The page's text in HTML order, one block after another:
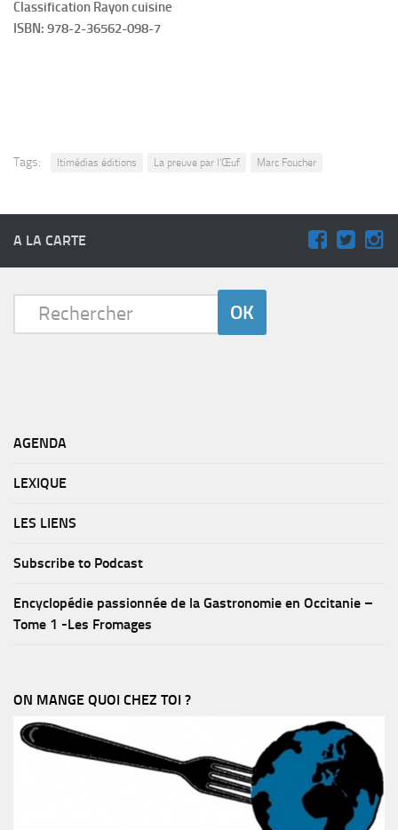
Classification Rayon cuisine
ISBN: 978-2-36562-098-7
Tags: Itimédias éditions La preuve par l’Œuf Marc Foucher
A LA CARTE
AGENDA
LEXIQUE
LES LIENS
Subscribe to Podcast
Encyclopédie passionnée de la Gastronomie en Occitanie –
Tome 1 -Les Fromages
ON MANGE QUOI CHEZ TOI ?